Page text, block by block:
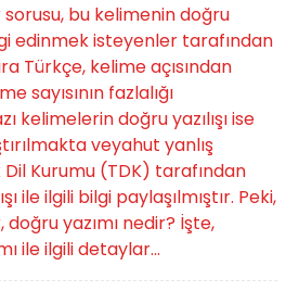
sorusu, bu kelimenin doğru
edinmek isteyenler tarafından
Türkçe, kelime açısından
sayısının fazlalığı
kelimelerin doğru yazılışı ise
veyahut yanlış
Kurumu (TDK) tarafından
ile ilgili bilgi paylaşılmıştır. Peki,
doğru yazımı nedir? İşte,
ile ilgili detaylar...